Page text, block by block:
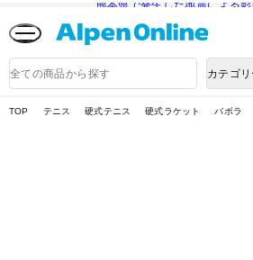
熊本県で発生した地震による影
品
検
カテゴ
TOP テニス 硬式テニス 硬式ラケット バボラ